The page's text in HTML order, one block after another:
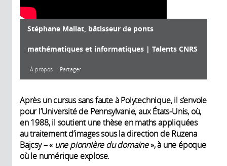
Stéphane Mallat, bâtisseur de ponts
mathématiques et informatiques | Talents CNRS
À propos Partager
À propos
Description:
Mondialement reconnu pour ses
travaux sur les ondelettes, une
Année de
production:
Après un cursus sans faute à Polytechnique, il s’envole
pour l’Université de Pennsylvanie, aux États-Unis, où,
en 1988, il soutient une thèse en maths appliquées
au traitement d’images sous la direction de Ruzena
Bajcsy – « une pionnière du domaine», à une époque
où le numérique explose.